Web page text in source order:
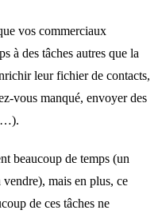
vos commerciaux
à des tâches autres que la
leur fichier de contacts,
vous manqué, envoyer des
beaucoup de temps (un
vendre), mais en plus, ce
de ces tâches ne